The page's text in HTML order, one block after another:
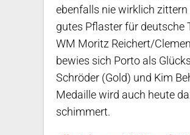
ebenfalls nie wirklich
gutes Pflaster für deutsche
WM Moritz Reichert/
bewies sich Porto als
Schröder (Gold) und Kim
Medaille wird auch heute
schimmert.